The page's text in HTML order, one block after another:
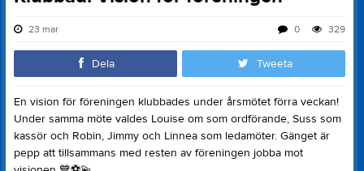
23 mar 329
0
Dela Tweeta
En vision för föreningen klubbades under årsmötet förra veckan!
Under samma möte valdes Louise om som ordförande, Suss som
kassör och Robin, Jimmy och Linnea som ledamöter. Gänget är
pepp att tillsammans med resten av föreningen jobba mot